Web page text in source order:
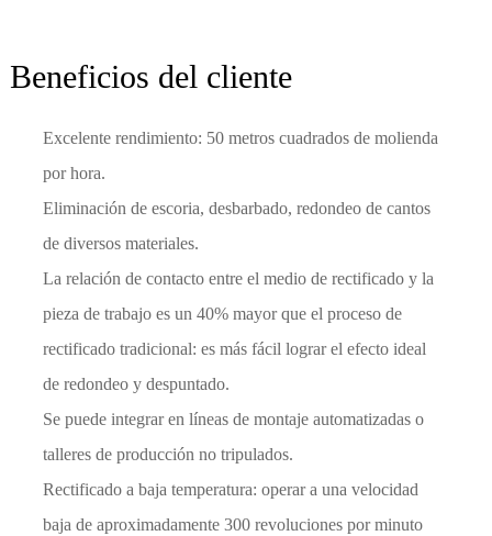
Beneficios del cliente
Excelente rendimiento: 50 metros cuadrados de molienda
por hora.
Eliminación de escoria, desbarbado, redondeo de cantos
de diversos materiales.
La relación de contacto entre el medio de rectificado y la
pieza de trabajo es un 40% mayor que el proceso de
rectificado tradicional: es más fácil lograr el efecto ideal
de redondeo y despuntado.
Se puede integrar en líneas de montaje automatizadas o
talleres de producción no tripulados.
Rectificado a baja temperatura: operar a una velocidad
baja de aproximadamente 300 revoluciones por minuto